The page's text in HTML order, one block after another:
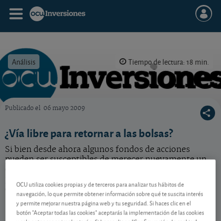
Análisis Tiempo de lectura: 18 min.
Publicado el 06 mayo 2009
¿Vía libre para retornar a las bolsas?
Si bien desde ahora algunos fondos de acciones
pueden ser susceptibles de merecer nuevamente un
decisiones.
OCU utiliza cookies propias y de terceros para analizar tus hábitos de
navegación, lo que permite obtener información sobre qué te suscita interés
y permite mejorar nuestra página web y tu seguridad. Si haces clic en el
botón "Aceptar todas las cookies" aceptarás la implementación de las cookies